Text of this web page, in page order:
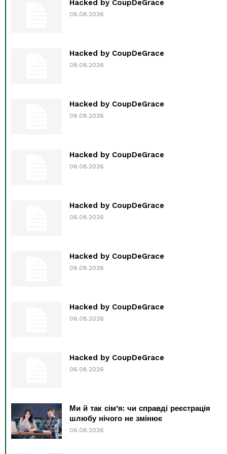
Hacked by CoupDeGrace
08.08.2026
Hacked by CoupDeGrace
08.08.2026
Hacked by CoupDeGrace
06.08.2026
Hacked by CoupDeGrace
06.08.2026
Hacked by CoupDeGrace
06.08.2026
Hacked by CoupDeGrace
06.08.2026
Hacked by CoupDeGrace
06.08.2026
Hacked by CoupDeGrace
06.08.2026
Ми й так сім’я: чи справді реєстрація
шлюбу нічого не змінює
06.08.2026